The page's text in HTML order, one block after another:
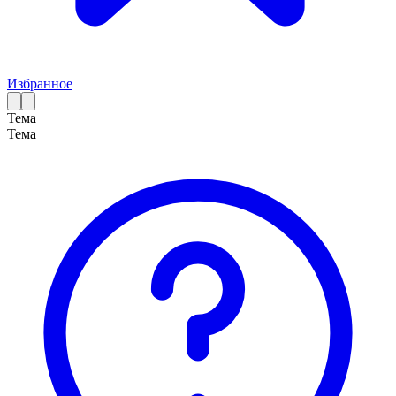
Избранное
Тема
Тема